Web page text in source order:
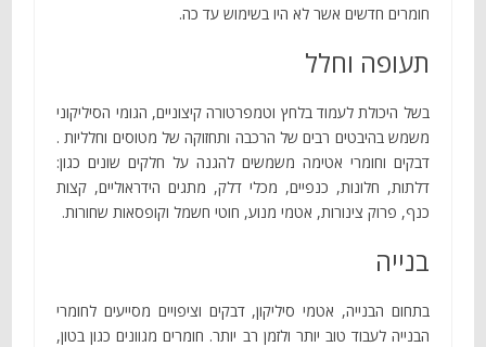
חומרים חדשים אשר לא היו בשימוש עד כה.
תעופה וחלל
בשל היכולת לעמוד בלחץ וטמפרטורה קיצוניים, הגומי הסיליקוני
משמש בהיבטים רבים של הרכבה ותחזוקה של מטוסים וחלליות .
דבקים וחומרי אטימה משמשים להגנה על חלקים שונים כגון:
דלתות, חלונות, כנפיים, מכלי דלק, מתגים הידראוליים, קצות
כנף, פרוק צינורות, אטמי מנוע, חוטי חשמל וקופסאות שחורות.
בנייה
בתחום הבנייה, אטמי סיליקון, דבקים וציפויים מסייעים לחומרי
הבנייה לעבוד טוב יותר ולזמן רב יותר. חומרים מגוונים כגון בטון,